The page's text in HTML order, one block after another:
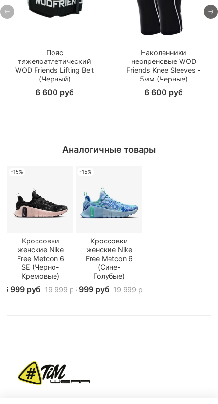
Пояс
тяжелоатлетический
WOD Friends Lifting Belt
(Черный)
6 600 руб
Наколенники
неопреновые WOD
Friends Knee Sleeves -
5мм (Черные)
6 600 руб
Аналогичные товары
-15%
Кроссовки
женские Nike
Free Metcon 6
SE (Черно-
Кремовые)
999 руб 19 999 руб
-15%
Кроссовки
женские Nike
Free Metcon 6
(Сине-
Голубые)
16 999 руб 19 999 руб